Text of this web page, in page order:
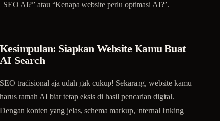
SEO AI?” atau “Kenapa website perlu optimasi AI?”.
Kesimpulan: Siapkan Website Kamu Buat
AI Search
SEO tradisional aja udah gak cukup! Sekarang, website kamu
harus ramah AI biar tetap eksis di hasil pencarian digital.
Dengan konten yang jelas, schema markup, internal linking